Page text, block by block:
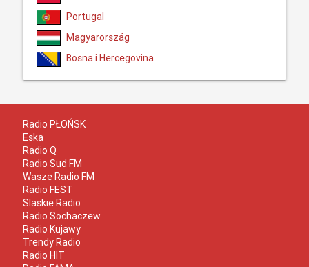
Portugal
Magyarország
Bosna i Hercegovina
Radio PŁOŃSK
Eska
Radio Q
Radio Sud FM
Wasze Radio FM
Radio FEST
Slaskie Radio
Radio Sochaczew
Radio Kujawy
Trendy Radio
Radio HIT